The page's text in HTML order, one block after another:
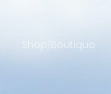
Shop/Boutique